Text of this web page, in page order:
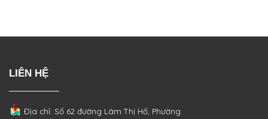
LIÊN HỆ
Địa chỉ: Số 62 đường Lâm Thị Hố, Phường